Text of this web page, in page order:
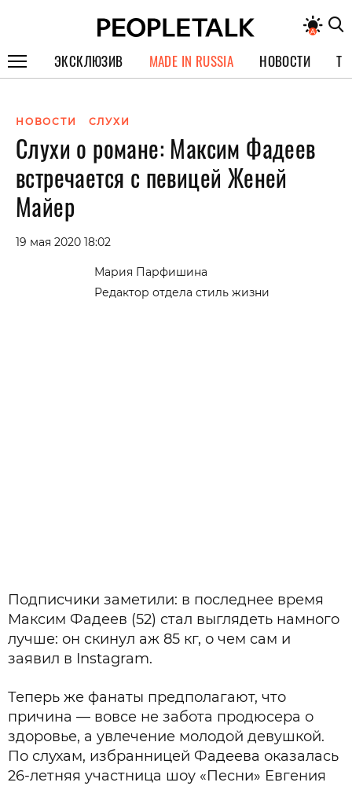
ЭКСКЛЮЗИВ
СПЕЦПРОЕКТЫ
ИНТЕРВЬЮ
ПОКОЛЕНИЕ
MADE IN RUSSIA НОВОСТИ
НОВОСТИ СЛУХИ
Слухи о романе: Максим Фадеев
встречается с певицей Женей
Майер
19 мая 2020 18:02
Мария Парфишина
Редактор отдела стиль жизни
Подписчики заметили: в последнее время
Максим Фадеев (52) стал выглядеть намного
лучше: он скинул аж 85 кг, о чем сам и
заявил в Instagram.
Теперь же фанаты предполагают, что
причина — вовсе не забота продюсера о
здоровье, а увлечение молодой девушкой.
По слухам, избранницей Фадеева оказалась
26-летняя участница шоу «Песни» Евгения